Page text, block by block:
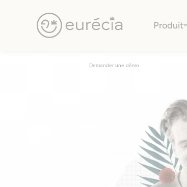
Produit
Demander une démo